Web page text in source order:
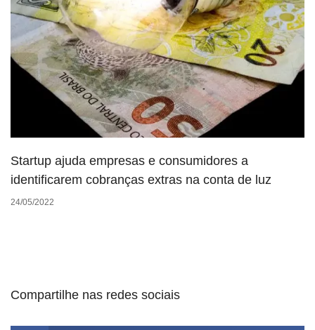
Startup ajuda empresas e consumidores a
identificarem cobranças extras na conta de luz
24/05/2022
Compartilhe nas redes sociais